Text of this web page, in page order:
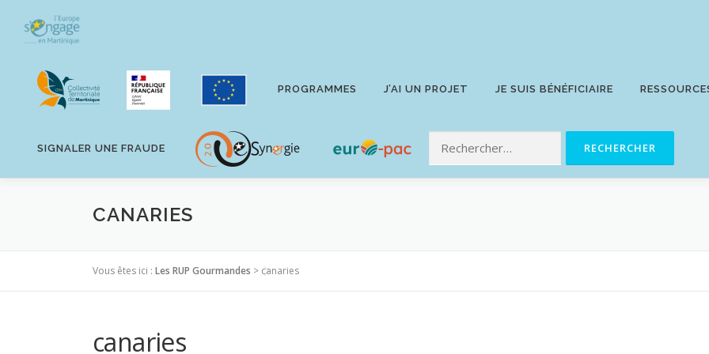
contenu
PROGRAMMES J’AI UN PROJET JE SUIS BÉNÉFICIAIRE
SIGNALER UNE FRAUDE
CANARIES
Vous êtes ici : Les RUP Gourmandes > canaries
canaries